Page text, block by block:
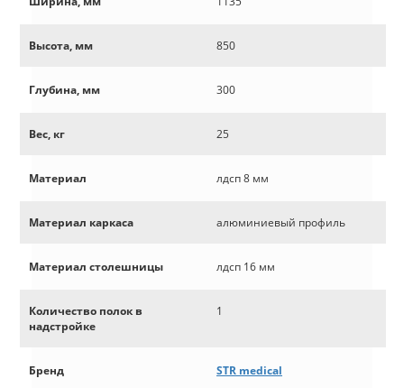
Высота, мм 850
Глубина, мм 300
Вес, кг 25
Материал лдсп 8 мм
Материал каркаса алюминиевый профиль
Материал столешницы лдсп 16 мм
Количество полок в
надстройке
1
Бренд STR medical